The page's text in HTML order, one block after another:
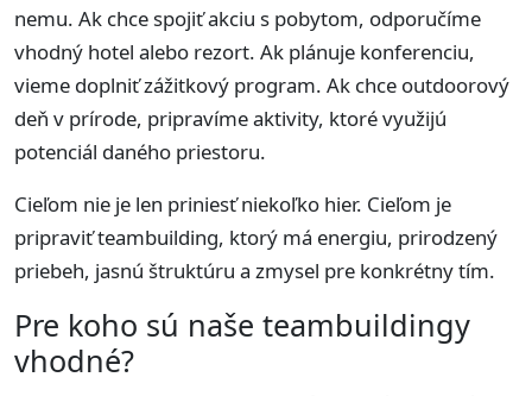
nemu. Ak chce spojiť akciu s pobytom, odporučíme
vhodný hotel alebo rezort. Ak plánuje konferenciu,
vieme doplniť zážitkový program. Ak chce outdoorový
deň v prírode, pripravíme aktivity, ktoré využijú
potenciál daného priestoru.
Cieľom nie je len priniesť niekoľko hier. Cieľom je
pripraviť teambuilding, ktorý má energiu, prirodzený
priebeh, jasnú štruktúru a zmysel pre konkrétny tím.
Pre koho sú naše teambuildingy
vhodné?